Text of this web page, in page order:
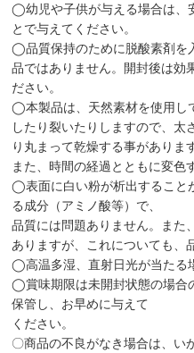
◯幼児や子供が与える場合は、
とで与えてください。
◯品質保持のために脱酸素剤を
品ではありません。開封後は効
ださい。
◯本製品は、天然素材を使用し
したり裂いたりしますので、太
り丸まって乾燥する事がありま
また、時間の経過とともに変色
◯表面に白い粉が析出すること
る成分（アミノ酸等）で、
品質には問題ありません。また
ありますが、これについても、
◯高温多湿、直射日光が当たる
◯賞味期限は未開封状態の場合
保管し、お早めに与えて
ください。
〇商品の不良がなき場合は、い